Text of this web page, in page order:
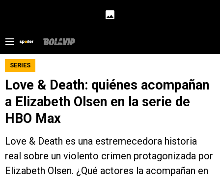
SERIES
Love & Death: quiénes acompañan
a Elizabeth Olsen en la serie de
HBO Max
Love & Death es una estremecedora historia
real sobre un violento crimen protagonizada por
Elizabeth Olsen. ¿Qué actores la acompañan en